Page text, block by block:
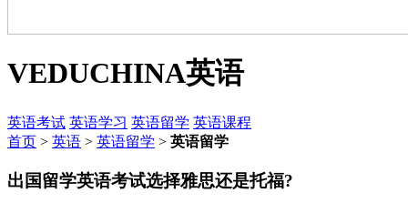
VEDUCHINA英语
英语考试 英语学习 英语留学 英语课程
首页 > 英语 > 英语留学 > 英语留学
出国留学英语考试选择雅思还是托福?